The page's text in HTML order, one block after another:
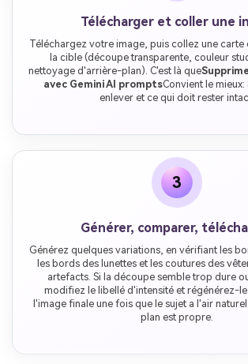
Télécharger et coller une
Téléchargez votre image, puis collez une carte
la cible (découpe transparente, couleur
nettoyage d'arrière-plan). C'est là que
avec Gemini AI promptsConvient le
enlever et ce qui doit rester
3
Générer, comparer,
Générez quelques variations, en vérifiant les
les bords des lunettes et les coutures des
artefacts. Si la découpe semble trop dure
modifiez le libellé d'intensité et régénérez-
l'image finale une fois que le sujet a l'air
plan est propre.